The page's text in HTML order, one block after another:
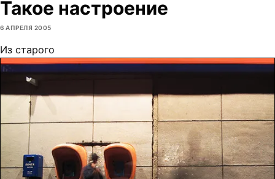
Такое настроение
6 АПРЕЛЯ 2005
Из старого